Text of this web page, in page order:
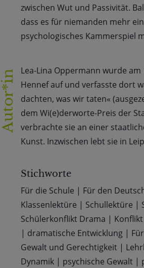
zwischen Wut und Passivität.
dass es für niemanden mehr
psychologisches Kammerspiel
Autor*in
Lea-Lina Oppermann wurde
Hennef auf und verfasste dort
dachten, was wir taten«
dem Wi(e)derworte-Preis der
verbrachte sie an einer
Kunst. Inzwischen lebt sie in
Stichworte
Für die Schule | Für den
Klassenlektüre | Schullektüre |
Schülerkonflikt Drama |
| dramatische Entwicklung|
Gewalt und Gerechtigkeit|
Dynamik| psychische Gewalt|